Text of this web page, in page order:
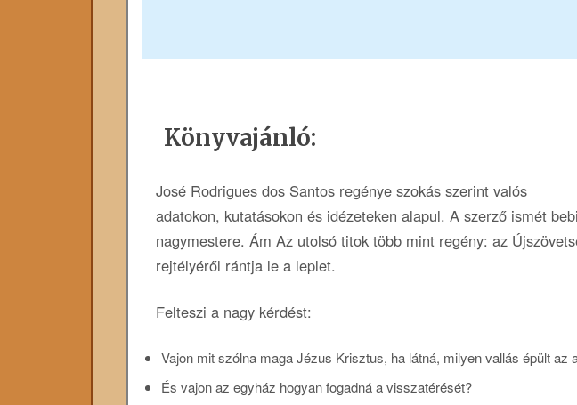
Könyvajánló:
José Rodrigues dos Santos regénye szokás szerint valós
adatokon, kutatásokon és idézeteken alapul. A szerző ismét
nagymestere. Ám Az utolsó titok több mint regény: az
rejtélyéről rántja le a leplet.
Felteszi a nagy kérdést:
Vajon mit szólna maga Jézus Krisztus, ha látná, milyen vallás épült az
És vajon az egyház hogyan fogadná a visszatérését?